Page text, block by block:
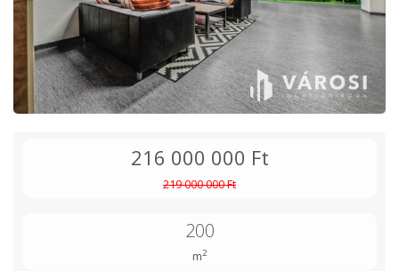
216 000 000 Ft
219 000 000 Ft
200
m2